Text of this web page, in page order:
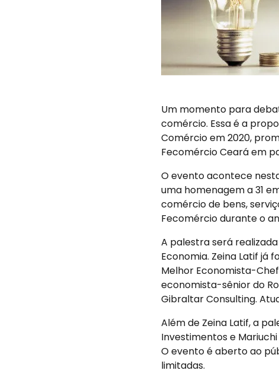
Um momento para
comércio. Essa é a
Comércio em 2020,
Fecomércio Ceará em
O evento acontece
uma homenagem a 31
comércio de bens,
Fecomércio durante o
A palestra será
Economia. Zeina Latif já
Melhor Economista-
economista-sênior do
Gibraltar Consulting.
Além de Zeina Latif, a
Investimentos e
O evento é aberto ao
limitadas.